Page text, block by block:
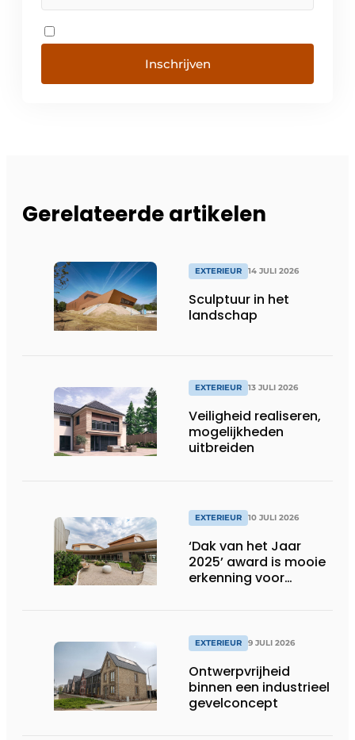
Inschrijven
Gerelateerde artikelen
EXTERIEUR 14 JULI 2026
Sculptuur in het
landschap
EXTERIEUR 13 JULI 2026
Veiligheid realiseren,
mogelijkheden
uitbreiden
EXTERIEUR 10 JULI 2026
‘Dak van het Jaar
2025’ award is mooie
erkenning voor
EXTERIEUR 9 JULI 2026
Ontwerpvrijheid
binnen een industrieel
gevelconcept